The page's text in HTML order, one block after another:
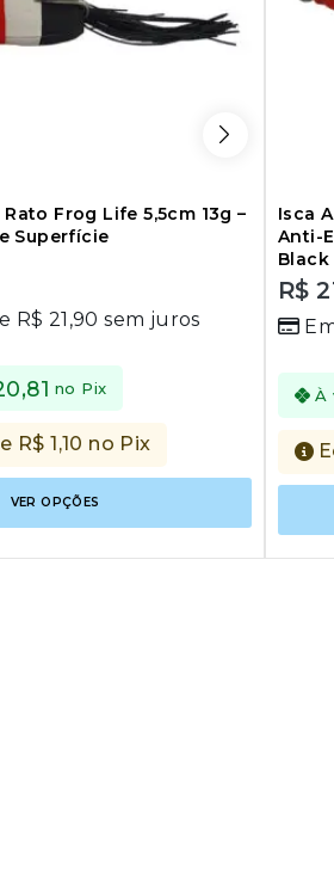
Frog Life 5,5cm 13g –
Superfície
R$ 21,90 sem juros
no Pix
R$1,10 no Pix
VER OPÇÕES
Este
tem
Isca
Anti-
Black
out
5
R$
À